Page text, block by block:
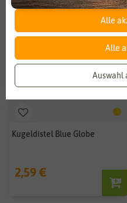
Kugeldistel Blue Globe
2,59 €
Alle
Alle
Auswahl